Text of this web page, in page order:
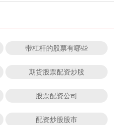
带杠杆的股票有哪些
期货股票配资炒股
股票配资公司
配资炒股股市